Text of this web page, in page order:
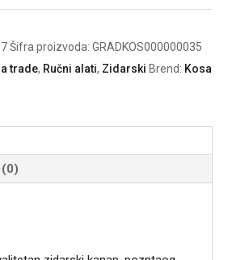
Šifra proizvoda: GRADKOS000000035
trade, Ručni alati, Zidarski Brend: Kosa